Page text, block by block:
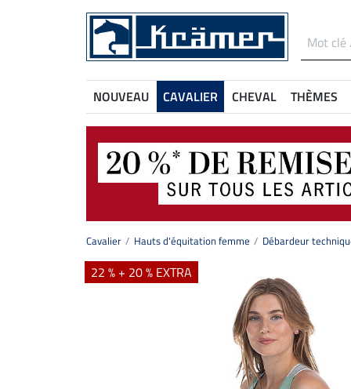
NOUVEAU CAVALIER CHEVAL THÈMES
Cavalier Hauts d'équitation femme Débardeur
22 % + 20 % EXTRA